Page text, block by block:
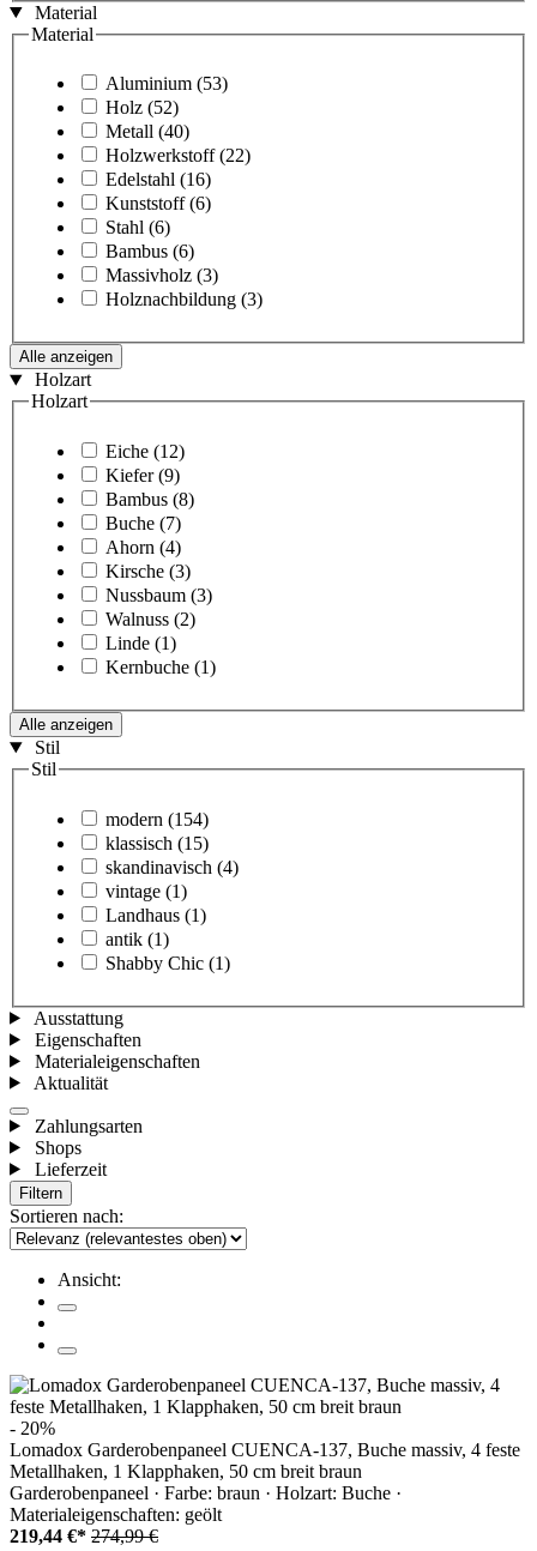
Material
Material
Aluminium (53)
Holz (52)
Metall (40)
Holzwerkstoff (22)
Edelstahl (16)
Kunststoff (6)
Stahl (6)
Bambus (6)
Massivholz (3)
Holznachbildung (3)
Alle anzeigen
Holzart
Holzart
Eiche (12)
Kiefer (9)
Bambus (8)
Buche (7)
Ahorn (4)
Kirsche (3)
Nussbaum (3)
Walnuss (2)
Linde (1)
Kernbuche (1)
Alle anzeigen
Stil
Stil
modern (154)
klassisch (15)
skandinavisch (4)
vintage (1)
Landhaus (1)
antik (1)
Shabby Chic (1)
Ausstattung
Eigenschaften
Materialeigenschaften
Aktualität
Zahlungsarten
Shops
Lieferzeit
Filtern
Sortieren nach:
Ansicht:
- 20%
Lomadox Garderobenpaneel CUENCA-137, Buche massiv, 4 feste
Metallhaken, 1 Klapphaken, 50 cm breit braun
Garderobenpaneel · Farbe: braun · Holzart: Buche ·
Materialeigenschaften: geölt
219,44 €* 274,99 €